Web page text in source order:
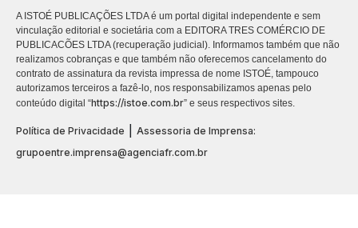
A ISTOÉ PUBLICAÇÕES LTDA é um portal digital independente e sem
vinculação editorial e societária com a EDITORA TRES COMÉRCIO DE
PUBLICACÕES LTDA (recuperação judicial). Informamos também que não
realizamos cobranças e que também não oferecemos cancelamento do
contrato de assinatura da revista impressa de nome ISTOÉ, tampouco
autorizamos terceiros a fazê-lo, nos responsabilizamos apenas pelo
conteúdo digital “https://istoe.com.br” e seus respectivos sites.
Política de Privacidade
Assessoria de Imprensa:
grupoentre.imprensa@agenciafr.com.br